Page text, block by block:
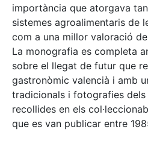
importància que atorgava
sistemes agroalimentaris de
com a una millor valoració
La monografia es completa
sobre el llegat de futur que
gastronòmic valencià i amb
tradicionals i fotografies
recollides en els
que es van publicar entre